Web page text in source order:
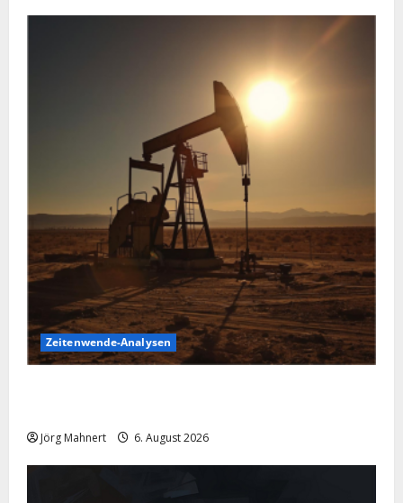
Zeitenwende-Analysen
Jörg Mahnert 6. August 2026